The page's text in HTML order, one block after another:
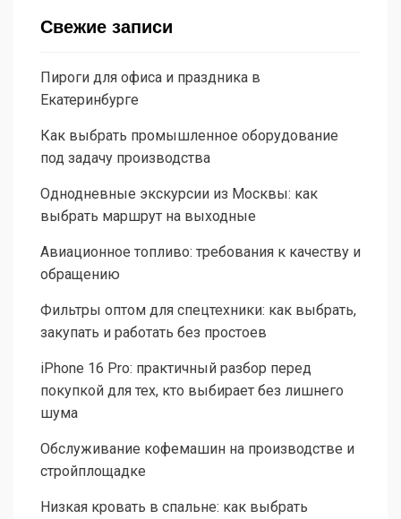
Свежие записи
Пироги для офиса и праздника в
Екатеринбурге
Как выбрать промышленное оборудование
под задачу производства
Однодневные экскурсии из Москвы: как
выбрать маршрут на выходные
Авиационное топливо: требования к качеству и
обращению
Фильтры оптом для спецтехники: как выбрать,
закупать и работать без простоев
iPhone 16 Pro: практичный разбор перед
покупкой для тех, кто выбирает без лишнего
шума
Обслуживание кофемашин на производстве и
стройплощадке
Низкая кровать в спальне: как выбрать